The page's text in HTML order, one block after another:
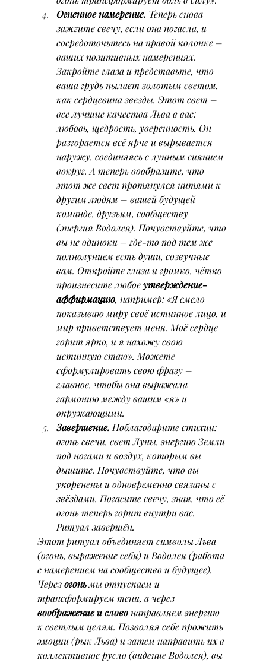
Огненное намерение. Теперь снова
зажгите свечу, если она погасла, и
сосредоточьтесь на правой колонке –
ваших позитивных намерениях.
Закройте глаза и представьте, что
ваша грудь пылает золотым светом,
как сердцевина звезды. Этот свет –
все лучшие качества Льва в вас:
любовь, щедрость, уверенность. Он
разгорается всё ярче и вырывается
наружу, соединяясь с лунным сиянием
вокруг. А теперь вообразите, что
этот же свет протянулся нитями к
другим людям – вашей будущей
команде, друзьям, сообществу
(энергия Водолея). Почувствуйте, что
вы не одиноки – где-то под тем же
полнолунием есть души, созвучные
вам. Откройте глаза и громко, чётко
произнесите любое утверждение-
аффирмацию, например: «Я смело
показываю миру своё истинное лицо, и
мир приветствует меня. Моё сердце
горит ярко, и я нахожу свою
истинную стаю». Можете
сформулировать свою фразу –
главное, чтобы она выражала
гармонию между вашим «я» и
окружающими.
Завершение. Поблагодарите стихии:
огонь свечи, свет Луны, энергию Земли
под ногами и воздух, которым вы
дышите. Почувствуйте, что вы
укоренены и одновременно связаны с
звёздами. Погасите свечу, зная, что её
огонь теперь горит внутри вас.
Ритуал завершён.
Этот ритуал объединяет символы Льва
(огонь, выражение себя) и Водолея (работа
с намерением на сообщество и будущее).
Через огонь мы отпускаем и
трансформируем тени, а через
воображение и слово направляем энергию
к светлым целям. Позволяя себе прожить
эмоции (рык Льва) и затем направить их в
коллективное русло (видение Водолея), вы